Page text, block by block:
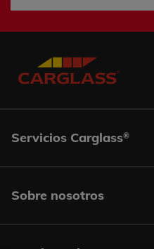
Servicios Carglass®
Sobre nosotros